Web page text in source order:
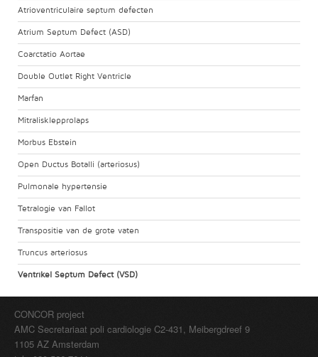
Atrioventriculaire septum defecten
Atrium Septum Defect (ASD)
Coarctatio Aortae
Double Outlet Right Ventricle
Marfan
Mitralisklepprolaps
Morbus Ebstein
Open Ductus Botalli (arteriosus)
Pulmonale hypertensie
Tetralogie van Fallot
Transpositie van de grote vaten
Truncus arteriosus
Ventrikel Septum Defect (VSD)
CONCOR project
AMC Secretariaat poli cardiologie C2-431, Meibergdreef 9
1105 AZ Amsterdam